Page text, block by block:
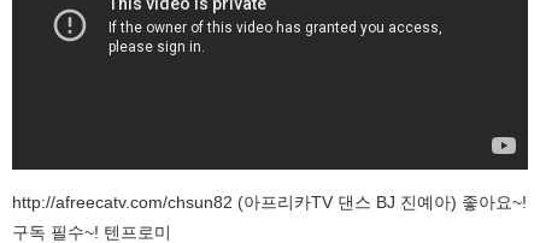
http://afreecatv.com/chsun82 (아프리카TV 댄스 BJ 진예아) 좋아요~!
구독 필수~! 텐프로미